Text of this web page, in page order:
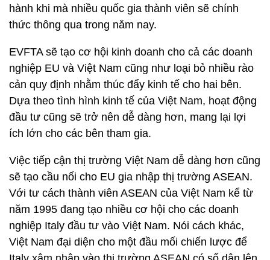
hành khi mà nhiều quốc gia thành viên sẽ chính
thức thông qua trong năm nay.
EVFTA sẽ tạo cơ hội kinh doanh cho cả các doanh
nghiệp EU và Việt Nam cũng như loại bỏ nhiều rào
cản quy định nhằm thúc đẩy kinh tế cho hai bên.
Dựa theo tình hình kinh tế của Việt Nam, hoạt động
đầu tư cũng sẽ trở nên dễ dàng hơn, mang lại lợi
ích lớn cho các bên tham gia.
Việc tiếp cận thị trường Việt Nam dễ dàng hơn cũng
sẽ tạo cầu nối cho EU gia nhập thị trường ASEAN.
Với tư cách thành viên ASEAN của Việt Nam kể từ
năm 1995 đang tạo nhiều cơ hội cho các doanh
nghiệp Italy đầu tư vào Việt Nam. Nói cách khác,
Việt Nam đại diện cho một đầu mối chiến lược để